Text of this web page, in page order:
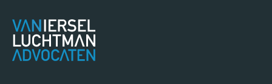
nog meer in?